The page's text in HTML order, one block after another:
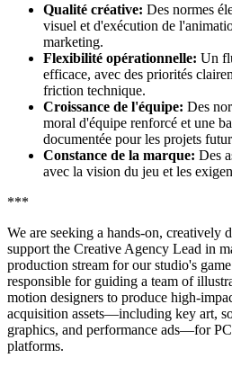
Qualité créative: Des normes
visuel et d'exécution de
marketing.
Flexibilité opérationnelle: Un
efficace, avec des priorités
friction technique.
Croissance de l'équipe: Des
moral d'équipe renforcé et une
documentée pour les projets
Constance de la marque: Des
avec la vision du jeu et les
***
We are seeking a hands-on, creatively
support the Creative Agency Lead in
production stream for our studio's
responsible for guiding a team of
motion designers to produce high-
acquisition assets—including key art,
graphics, and performance ads—for
platforms.